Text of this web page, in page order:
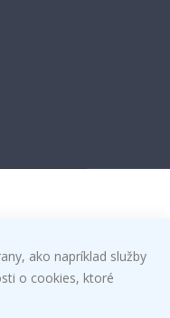
ako napríklad služby
o cookies, ktoré